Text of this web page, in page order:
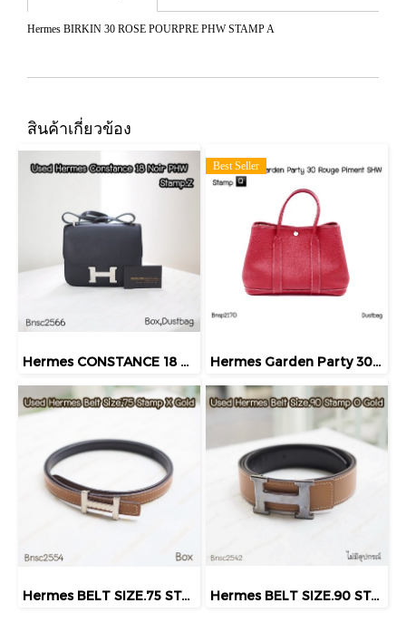
Hermes BIRKIN 30 ROSE POURPRE PHW STAMP A
สินค้าเกี่ยวข้อง
Hermes CONSTANCE 18 NOIR PHW STAMP.Z
Best Seller
Hermes Garden Party 30 Rouge Pimemt SHW Stamp Q
Hermes BELT SIZE.75 STAMPX GOLD Hermes BELT SIZE.90 STAMPO GOLD